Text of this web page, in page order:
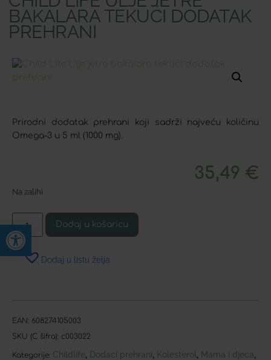
Open toolbar
BAKALARA TEKUĆI DODATAK
PREHRANI
Prirodni dodatak prehrani koji sadrži najveću količinu
Omega-3 u 5 ml (1000 mg).
35,49 €
Na zalihi
Dodaj u košaricu
Dodaj u listu želja
EAN: 608274105003
SKU (C šifra): c003022
Kategorije: Childlife Dodaci prehrani Kolesterol Mama i djeca